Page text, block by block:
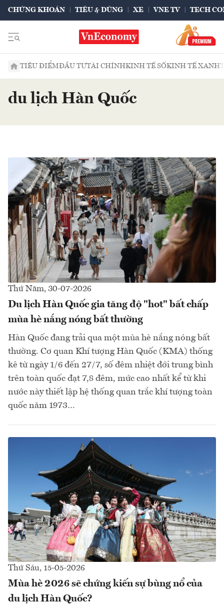
CHỨNG KHOÁN TIÊU & DÙNG XE VNE TV TECH
TIÊU ĐIỂMĐẦU TƯTÀI CHÍNHKINH TẾ SỐKINH TẾ XANH
du lịch Hàn Quốc
Thứ Năm, 30-07-2026
Du lịch Hàn Quốc gia tăng độ "hot" bất chấp
mùa hè nắng nóng bất thường
Hàn Quốc đang trải qua một mùa hè nắng nóng bất
thường. Cơ quan Khí tượng Hàn Quốc (KMA) thống
kê từ ngày 1/6 đến 27/7, số đêm nhiệt đới trung bình
trên toàn quốc đạt 7,8 đêm, mức cao nhất kể từ khi
nước này thiết lập hệ thống quan trắc khí tượng toàn
quốc năm 1973…
Thứ Sáu, 15-05-2026
Mùa hè 2026 sẽ chứng kiến sự bùng nổ của
du lịch Hàn Quốc?